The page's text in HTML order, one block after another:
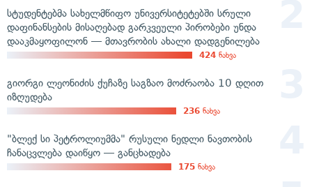
სტუდენტებმა სახელმწიფო უნივერსიტეტებში სრული
დაფინანსების მისაღებად გარკვეული პირობები უნდა
დააკმაყოფილონ — მთავრობის ახალი დადგენილება
424 ნახვა
გიორგი ლეონიძის ქუჩაზე საგზაო მოძრაობა 10 დღით
იზღუდება
236 ნახვა
"ბლექ სი პეტროლიუმმა" რუსული ნედლი ნავთობის
ჩანაცვლება დაიწყო — განცხადება
175 ნახვა